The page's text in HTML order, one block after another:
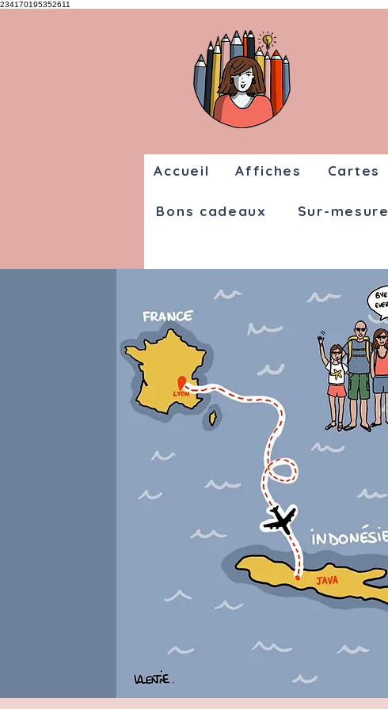
234170195352611
Accueil Affiches Cartes
Bons cadeaux Sur-mesure